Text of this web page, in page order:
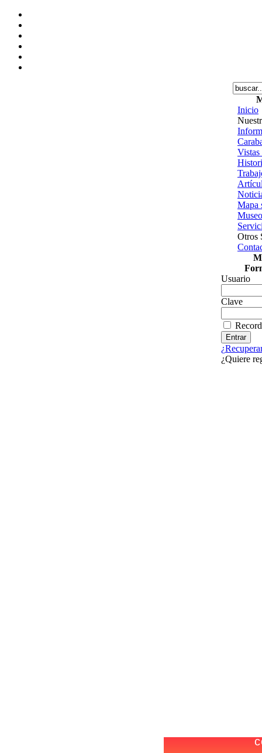
Inicio
Vistas
Mapa
Otros
Usuario
Clave
¿Quiere